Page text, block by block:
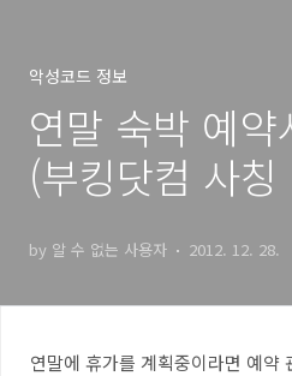
악성코드 정보
연말 숙박 예
(부킹닷컴 사칭
by 알 수 없는 사용자 2012. 12. 28.
연말에 휴가를 계획중이라면 예약